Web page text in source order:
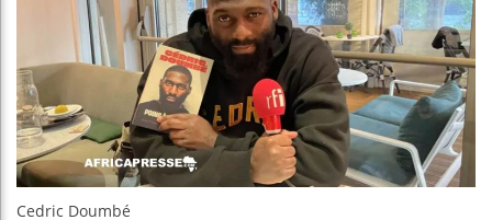
Réforme
Bénin :
Cedric Doumbé